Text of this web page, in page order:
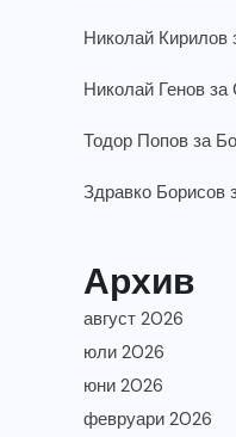
Николай Кирилов
Николай Генов за
Тодор Попов за
Здравко Борисов
Архив
август 2026
юли 2026
юни 2026
февруари 2026